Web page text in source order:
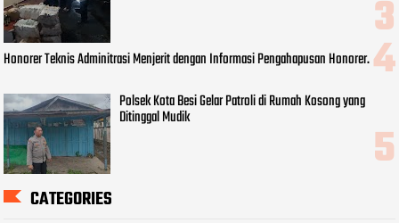
Honorer Teknis Adminitrasi Menjerit dengan Informasi Pengahapusan Honorer.
Polsek Kota Besi Gelar Patroli di Rumah Kosong yang
Ditinggal Mudik
CATEGORIES